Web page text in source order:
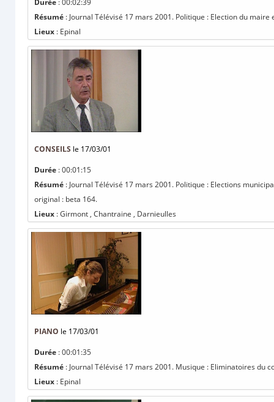
Durée : 00:02:39
Résumé : Journal Télévisé 17 mars 2001. Politique : Election du
Lieux : Epinal
CONSEILS le 17/03/01
Durée : 00:01:15
Résumé : Journal Télévisé 17 mars 2001. Politique : Elections
original : beta 164.
Lieux : Girmont , Chantraine , Darnieulles
PIANO le 17/03/01
Durée : 00:01:35
Résumé : Journal Télévisé 17 mars 2001. Musique : Eliminatoires
Lieux : Epinal